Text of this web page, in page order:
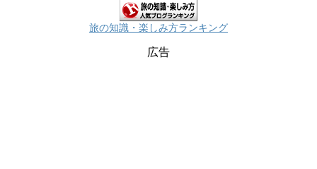
旅の知識・楽しみ方ランキング
広告